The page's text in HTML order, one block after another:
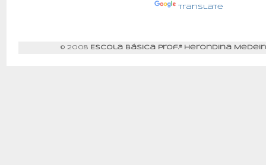
Translate
© 2008 Escola Básica Prof.ª Herondina